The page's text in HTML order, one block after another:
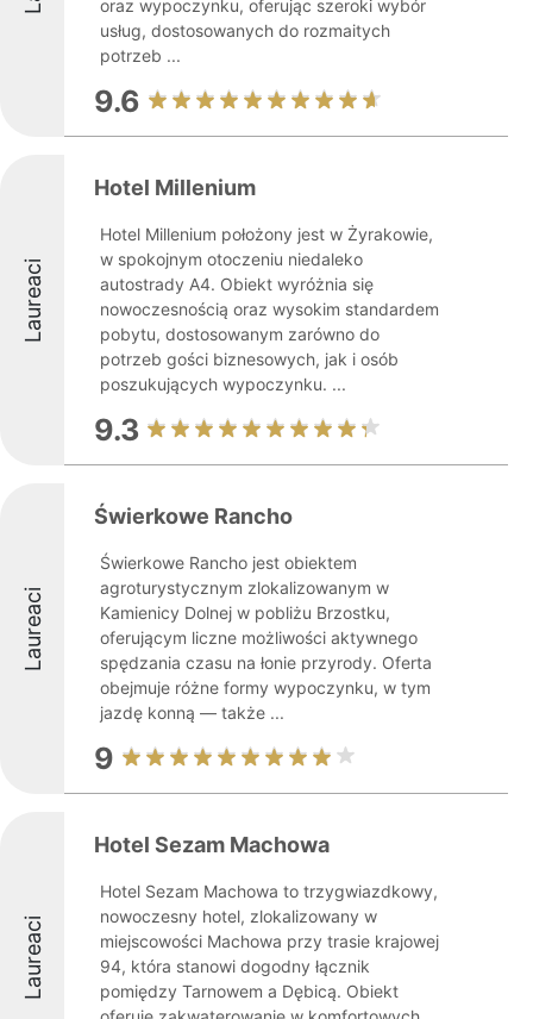
oraz wypoczynku, oferując szeroki wybór
usług, dostosowanych do rozmaitych
potrzeb ...
9.6
Laureaci
Hotel Millenium
Hotel Millenium położony jest w Żyrakowie,
w spokojnym otoczeniu niedaleko
autostrady A4. Obiekt wyróżnia się
nowoczesnością oraz wysokim standardem
pobytu, dostosowanym zarówno do
potrzeb gości biznesowych, jak i osób
poszukujących wypoczynku. ...
9.3
Laureaci
Świerkowe Rancho
Świerkowe Rancho jest obiektem
agroturystycznym zlokalizowanym w
Kamienicy Dolnej w pobliżu Brzostku,
oferującym liczne możliwości aktywnego
spędzania czasu na łonie przyrody. Oferta
obejmuje różne formy wypoczynku, w tym
jazdę konną — także ...
9
Laureaci
Hotel Sezam Machowa
Hotel Sezam Machowa to trzygwiazdkowy,
nowoczesny hotel, zlokalizowany w
miejscowości Machowa przy trasie krajowej
94, która stanowi dogodny łącznik
pomiędzy Tarnowem a Dębicą. Obiekt